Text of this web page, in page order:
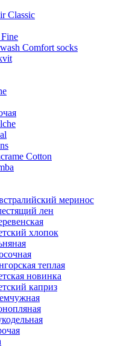
Classic
Comfort socks
Cotton
меринос
лен
хлопок
теплая
новинка
каприз